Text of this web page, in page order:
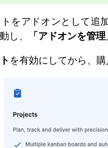
をアドオンとして追
し、 「アドオンを管理
を有効にしてから、